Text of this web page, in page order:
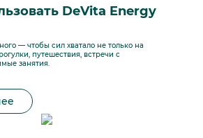
DeVita Energy
— чтобы сил хватало не только на
путешествия, встречи с
занятия.